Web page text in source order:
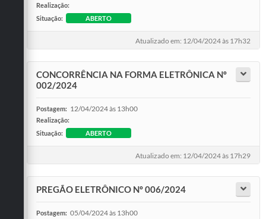
Realização:
Situação:
ABERTO
Atualizado em: 12/04/2024 às 17h32
CONCORRÊNCIA NA FORMA ELETRÔNICA Nº
002/2024
Postagem: 12/04/2024 às 13h00
Realização:
Situação:
ABERTO
Atualizado em: 12/04/2024 às 17h29
PREGÃO ELETRÔNICO Nº 006/2024
Postagem: 05/04/2024 às 13h00